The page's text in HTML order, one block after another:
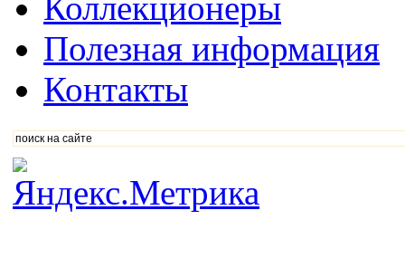
Коллекционеры
Полезная информация
Контакты